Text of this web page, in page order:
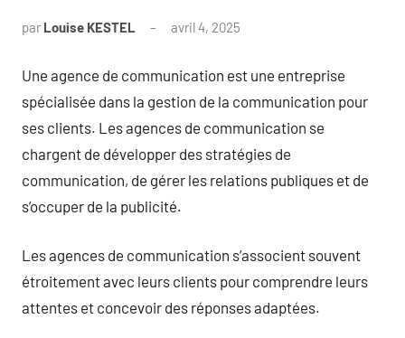
par Louise KESTEL avril 4, 2025
Une agence de communication est une entreprise
spécialisée dans la gestion de la communication pour
ses clients. Les agences de communication se
chargent de développer des stratégies de
communication, de gérer les relations publiques et de
s’occuper de la publicité.
Les agences de communication s’associent souvent
étroitement avec leurs clients pour comprendre leurs
attentes et concevoir des réponses adaptées.